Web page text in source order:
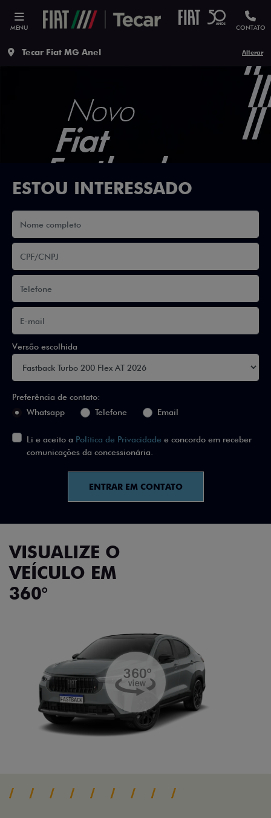
MENU CONTATO
Tecar Fiat MG Anel Alterar
ESTOU INTERESSADO
Versão escolhida
Preferência de contato:
Whatsapp
Telefone Email
Li e aceito a Política de Privacidade e concordo em receber
comunicações da concessionária.
ENTRAR EM CONTATO
VISUALIZE O
VEÍCULO EM
360°